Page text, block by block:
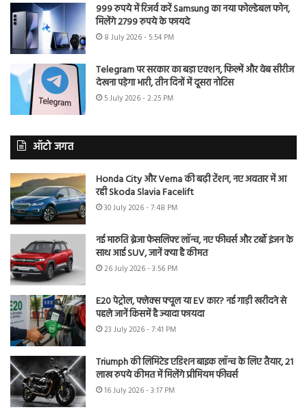
999 रुपये में रिजर्व करें Samsung का नया फोल्डेबल फोन,
मिलेंगे 2799 रुपये के फायदे
8 July 2026 - 5:54 PM
Telegram पर सरकार का बड़ा एक्शन, फिल्में और वेब सीरीज
देखना पड़ेगा भारी, तीन दिनों में दूसरा नोटिस
5 July 2026 - 2:25 PM
ऑटो जगत
Honda City और Verna की बढ़ी टेंशन, नए अवतार में आ
रही Skoda Slavia Facelift
30 July 2026 - 7:48 PM
नई मारुति ब्रेजा फेसलिफ्ट लॉन्च, नए फीचर्स और टर्बो इंजन के
साथ आई SUV, जानें क्या है कीमत
26 July 2026 - 3:56 PM
E20 पेट्रोल, फ्लेक्स फ्यूल या EV कार? नई गाड़ी खरीदने से
पहले जानें किसमें है ज्यादा फायदा
23 July 2026 - 7:41 PM
Triumph की लिमिटेड एडिशन बाइक लॉन्च के लिए तैयार, 21
लाख रुपये कीमत में मिलेंगे प्रीमियम फीचर्स
16 July 2026 - 3:17 PM